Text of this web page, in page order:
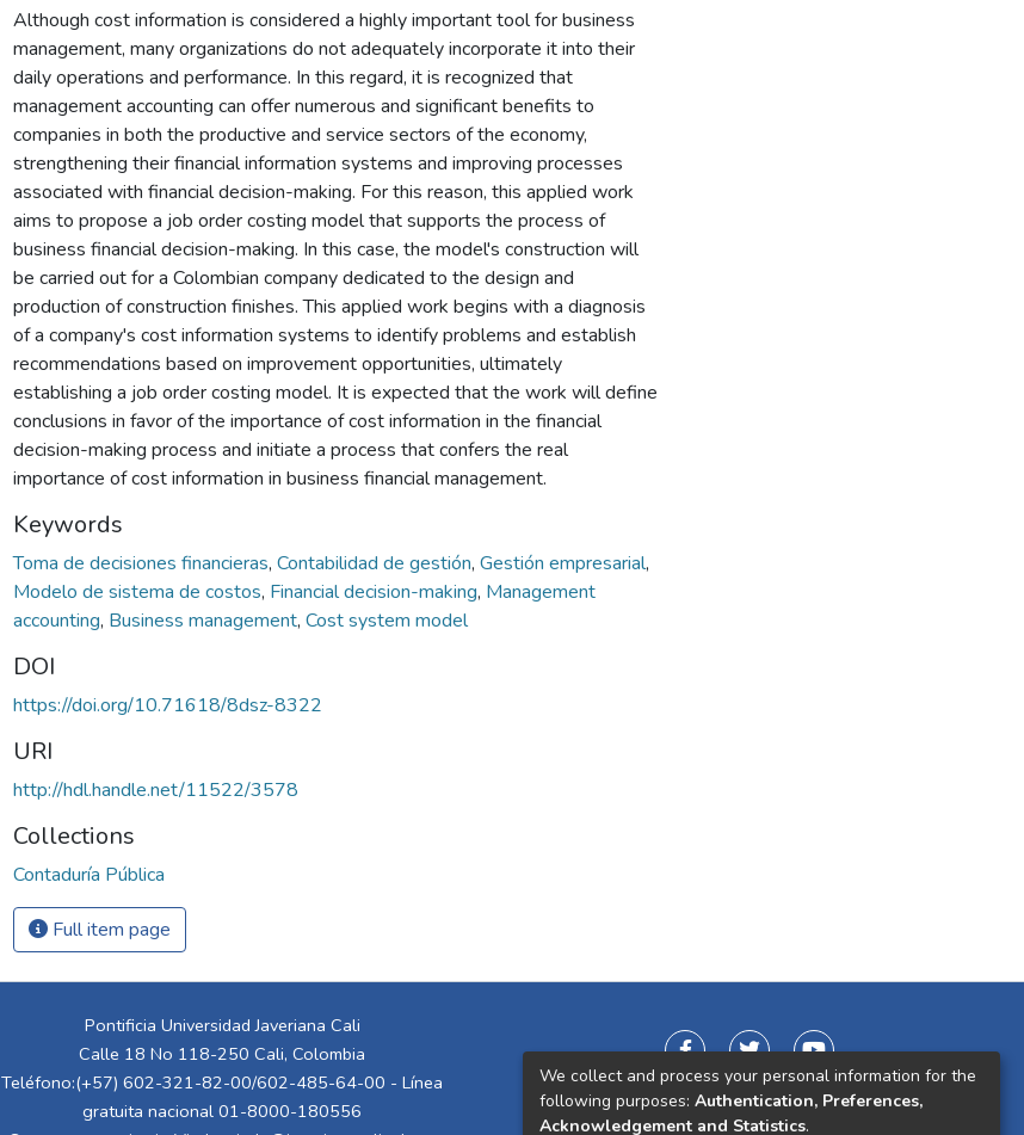
Although cost information is considered a highly important tool for business
management, many organizations do not adequately incorporate it into their
daily operations and performance. In this regard, it is recognized that
management accounting can offer numerous and significant benefits to
companies in both the productive and service sectors of the economy,
strengthening their financial information systems and improving processes
associated with financial decision-making. For this reason, this applied work
aims to propose a job order costing model that supports the process of
business financial decision-making. In this case, the model's construction will
be carried out for a Colombian company dedicated to the design and
production of construction finishes. This applied work begins with a diagnosis
of a company's cost information systems to identify problems and establish
recommendations based on improvement opportunities, ultimately
establishing a job order costing model. It is expected that the work will define
conclusions in favor of the importance of cost information in the financial
decision-making process and initiate a process that confers the real
importance of cost information in business financial management.
Keywords
Toma de decisiones financieras, Contabilidad de gestión, Gestión empresarial,
Modelo de sistema de costos, Financial decision-making, Management
accounting, Business management, Cost system model
DOI
https://doi.org/10.71618/8dsz-8322
URI
http://hdl.handle.net/11522/3578
Collections
Contaduría Pública
Full item page
Pontificia Universidad Javeriana Cali
Calle 18 No 118-250 Cali, Colombia
Teléfono:(+57) 602-321-82-00/602-485-64-00 - Línea
gratuita nacional 01-8000-180556
We collect and process your personal information for the
following purposes: Authentication, Preferences,
Acknowledgement and Statistics.